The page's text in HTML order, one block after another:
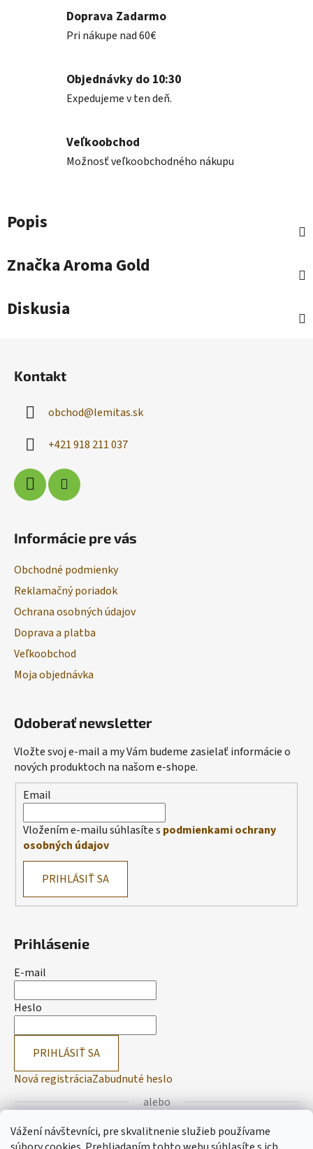
Vážení návštevníci, pre skvalitnenie služieb používame
Doprava Zadarmo
Pri nákupe nad 60€
Objednávky do 10:30
Expedujeme v ten deň.
Veľkoobchod
Možnosť veľkoobchodného nákupu
Popis
ZnačkaAroma Gold
Diskusia
Kontakt
obchod@lemitas.sk
+421 918 211 037
Informácie pre vás
Obchodné podmienky
Reklamačný poriadok
Ochrana osobných údajov
Doprava a platba
Veľkoobchod
Moja objednávka
Odoberať newsletter
Vložte svoj e-mail a my Vám budeme zasielať informácie o
nových produktoch na našom e-shope.
Email
Vložením e-mailu súhlasíte s podmienkami ochrany
osobných údajov
PRIHLÁSIŤ SA
Prihlásenie
E-mail
Heslo
PRIHLÁSIŤ SA
Nová registráciaZabudnuté heslo
alebo
Prihlásiť sa cez Facebook